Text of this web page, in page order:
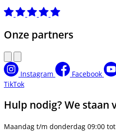
Onze partners
Instagram Facebook
TikTok
Hulp nodig? We staan
Maandag t/m donderdag 09:00